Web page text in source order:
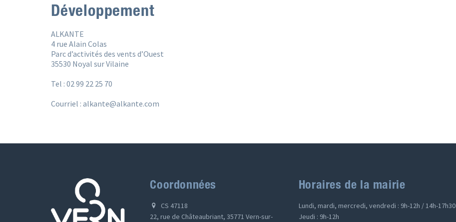
Développement
ALKANTE
4 rue Alain Colas
Parc d’activités des vents d’Ouest
35530 Noyal sur Vilaine
Tel : 02 99 22 25 70
Courriel : alkante@alkante.com
Coordonnées
CS 47118
22, rue de Châteaubriant, 35771 Vern-sur-
Horaires de la mairie
Lundi, mardi, mercredi, vendredi : 9h-12h / 14h-17h30
Jeudi : 9h-12h